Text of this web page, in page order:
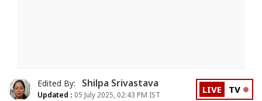
Edited By: Shilpa Srivastava
Updated : 05 July 2025, 02:43 PM IST LIVE TV